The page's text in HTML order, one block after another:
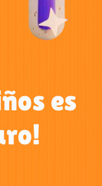
es